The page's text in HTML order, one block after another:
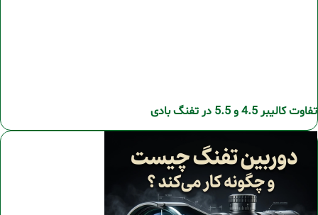
تفاوت کالیبر 4.5 و 5.5 در تفنگ بادی